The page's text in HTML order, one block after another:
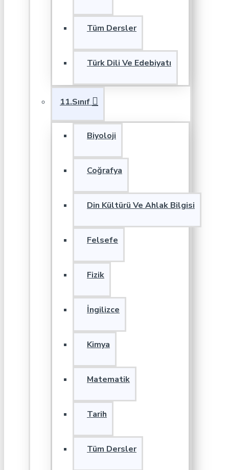
Tüm Dersler
Türk Dili Ve Edebiyatı
11.Sınıf
Biyoloji
Coğrafya
Din Kültürü Ve Ahlak Bilgisi
Felsefe
Fizik
İngilizce
Kimya
Matematik
Tarih
Tüm Dersler